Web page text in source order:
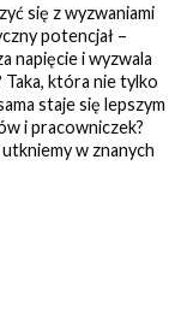
się z wyzwaniami
potencjał –
napięcie i wyzwala
Taka, która nie tylko
staje się lepszym
i pracowniczek?
w znanych
przyszłość,
spełnienia jest